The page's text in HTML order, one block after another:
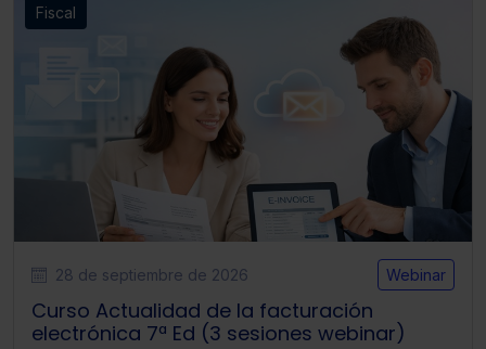
Fiscal
28 de septiembre de 2026 Webinar
Curso Actualidad de la facturación
electrónica 7ª Ed (3 sesiones webinar)